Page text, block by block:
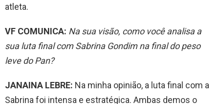
atleta.
VF COMUNICA: Na sua visão, como você analisa a
sua luta final com Sabrina Gondim na final do peso
leve do Pan?
JANAINA LEBRE: Na minha opinião, a luta final com a
Sabrina foi intensa e estratégica. Ambas demos o